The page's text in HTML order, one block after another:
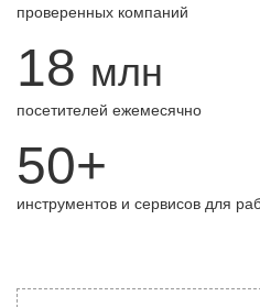
проверенных компаний
18 млн
посетителей ежемесячно
50+
инструментов и сервисов для